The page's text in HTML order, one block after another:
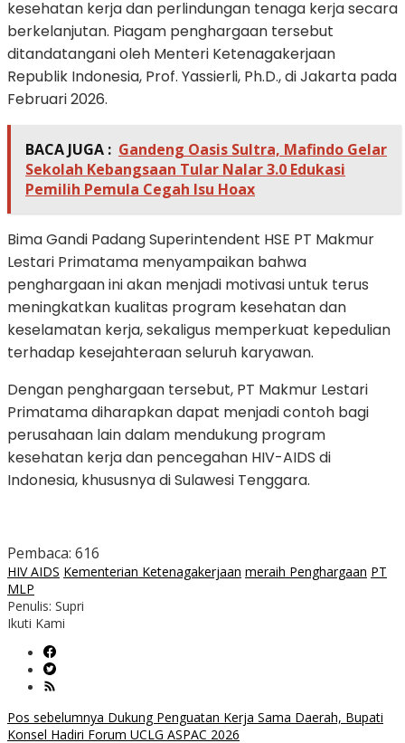
kesehatan kerja dan perlindungan tenaga kerja secara
berkelanjutan. Piagam penghargaan tersebut
ditandatangani oleh Menteri Ketenagakerjaan
Republik Indonesia, Prof. Yassierli, Ph.D., di Jakarta pada
Februari 2026.
BACA JUGA : Gandeng Oasis Sultra, Mafindo Gelar
Sekolah Kebangsaan Tular Nalar 3.0 Edukasi
Pemilih Pemula Cegah Isu Hoax
Bima Gandi Padang Superintendent HSE PT Makmur
Lestari Primatama menyampaikan bahwa
penghargaan ini akan menjadi motivasi untuk terus
meningkatkan kualitas program kesehatan dan
keselamatan kerja, sekaligus memperkuat kepedulian
terhadap kesejahteraan seluruh karyawan.
Dengan penghargaan tersebut, PT Makmur Lestari
Primatama diharapkan dapat menjadi contoh bagi
perusahaan lain dalam mendukung program
kesehatan kerja dan pencegahan HIV-AIDS di
Indonesia, khususnya di Sulawesi Tenggara.
Pembaca: 616
HIV AIDS Kementerian Ketenagakerjaan meraih Penghargaan PT
MLP
Penulis: Supri
Ikuti Kami
Navigasi
Pos sebelumnya Dukung Penguatan Kerja Sama Daerah, Bupati
Konsel Hadiri Forum UCLG ASPAC 2026